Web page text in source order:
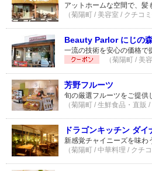
アットホームな空間で、
（菊陽町 / 美容室 / クチコ
Beauty Parlor にじの
一流の技術を安心の価格で
（菊陽町 / 美
芳野フルーツ
旬の厳選フルーツをご提供
（菊陽町 / 生鮮食品・直販
ドラゴンキッチン ダ
新感覚チャイニーズを味
（菊陽町 / 中華料理 / クチ